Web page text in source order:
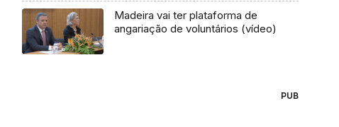
Madeira vai ter plataforma de
angariação de voluntários (vídeo)
PUB